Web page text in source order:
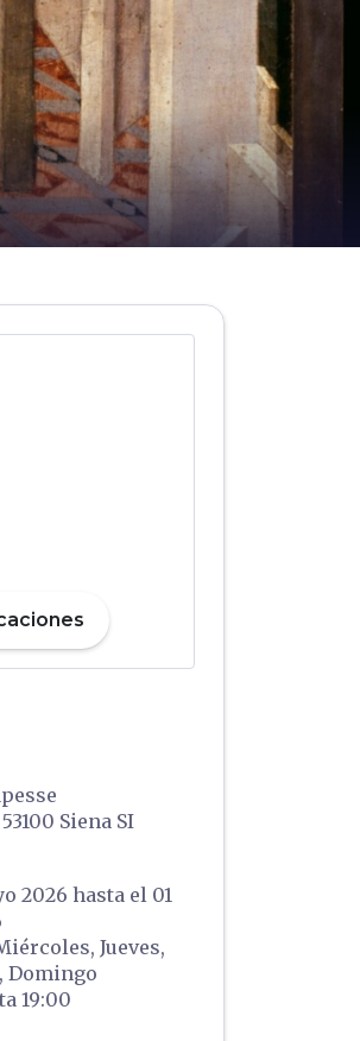
Siena SI
2026 hasta el 01
Jueves,
Domingo
19:00